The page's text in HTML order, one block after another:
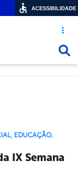
Acesso
, EDUCAÇÃO,
IX Semana
ACESSIBILIDADE